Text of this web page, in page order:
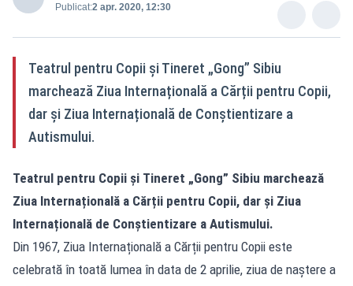
Publicat:2 apr. 2020, 12:30
Teatrul pentru Copii și Tineret „Gong” Sibiu
marchează Ziua Internațională a Cărții pentru Copii,
dar și Ziua Internațională de Conștientizare a
Autismului.
Teatrul pentru Copii și Tineret „Gong” Sibiu marchează
Ziua Internațională a Cărții pentru Copii, dar și Ziua
Internațională de Conștientizare a Autismului.
Din 1967, Ziua Internațională a Cărții pentru Copii este
celebrată în toată lumea în data de 2 aprilie, ziua de naștere a